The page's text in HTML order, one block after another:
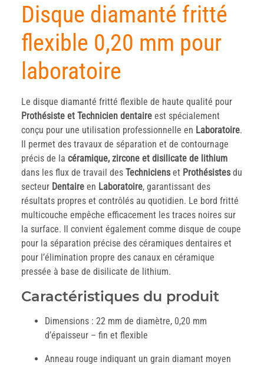
Disque diamanté fritté
flexible 0,20 mm pour
laboratoire
Le disque diamanté fritté flexible de haute qualité pour
Prothésiste et Technicien dentaire est spécialement
conçu pour une utilisation professionnelle en Laboratoire.
Il permet des travaux de séparation et de contournage
précis de la céramique, zircone et disilicate de lithium
dans les flux de travail des Techniciens et Prothésistes du
secteur Dentaire en Laboratoire, garantissant des
résultats propres et contrôlés au quotidien. Le bord fritté
multicouche empêche efficacement les traces noires sur
la surface. Il convient également comme disque de coupe
pour la séparation précise des céramiques dentaires et
pour l’élimination propre des canaux en céramique
pressée à base de disilicate de lithium.
Caractéristiques du produit
Dimensions : 22 mm de diamètre, 0,20 mm
d’épaisseur – fin et flexible
Anneau rouge indiquant un grain diamant moyen